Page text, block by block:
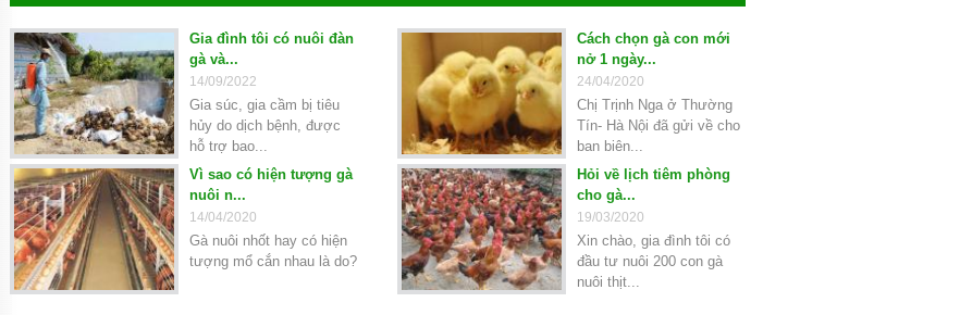
Gia đình tôi có nuôi đàn
gà và...
14/09/2022
Gia súc, gia cầm bị tiêu
hủy do dịch bệnh, được
hỗ trợ bao...
Cách chọn gà con mới
nở 1 ngày...
24/04/2020
Chị Trịnh Nga ở Thường
Tín- Hà Nội đã gửi về cho
ban biên...
Vì sao có hiện tượng gà
nuôi n...
14/04/2020
Gà nuôi nhốt hay có hiện
tượng mổ cắn nhau là do?
Hỏi về lịch tiêm phòng
cho gà...
19/03/2020
Xin chào, gia đình tôi có
đầu tư nuôi 200 con gà
nuôi thịt...